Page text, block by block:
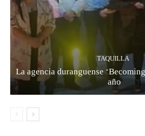
TAQUILLA
La agencia duranguense
año